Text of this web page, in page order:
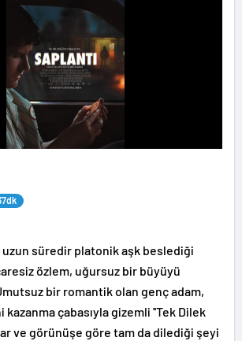
uzun süredir platonik aşk beslediği
özlem, uğursuz bir büyüyü
bir romantik olan genç adam,
çabasıyla gizemli ''Tek Dilek
ve görünüşe göre tam da dilediği şeyi